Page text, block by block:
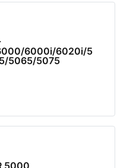
6000i/6020i/5
5065/5075